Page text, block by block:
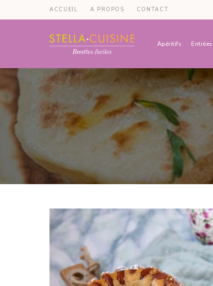
ACCUEIL A PROPOS CONTACT
Recettes
faciles,
recettes
rapides,
recettes
végétariennes
!
Recettes
par
Stella
Cuisine
Apéritifs Entrées